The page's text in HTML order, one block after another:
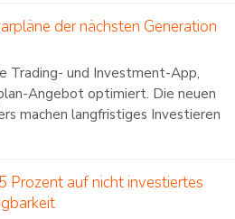
der nächsten Generation
Trading- und Investment-App,
Angebot optimiert. Die neuen
machen langfristiges Investieren
Prozent auf nicht investiertes